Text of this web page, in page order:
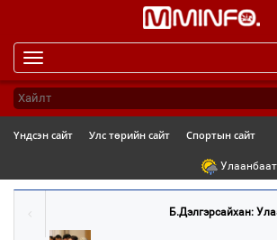
navigation
Үндсэн сайт Улс төрийн сайт Спортын сайт
Б.Дэлгэрсайхан: